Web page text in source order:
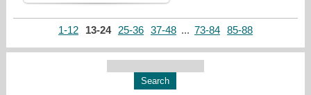
1-12 13-24 25-36 37-48 ... 73-84 85-88